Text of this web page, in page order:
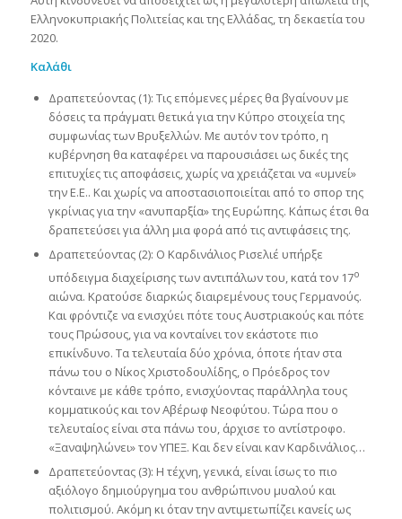
Ελληνοκυπριακής Πολιτείας και της Ελλάδας, τη δεκαετία του
2020.
Καλάθι
Δραπετεύοντας (1): Τις επόμενες μέρες θα βγαίνουν με
δόσεις τα πράγματι θετικά για την Κύπρο στοιχεία της
συμφωνίας των Βρυξελλών. Με αυτόν τον τρόπο, η
κυβέρνηση θα καταφέρει να παρουσιάσει ως δικές της
επιτυχίες τις αποφάσεις, χωρίς να χρειάζεται να «υμνεί»
την Ε.Ε.. Και χωρίς να αποστασιοποιείται από το σπορ της
γκρίνιας για την «ανυπαρξία» της Ευρώπης. Κάπως έτσι θα
δραπετεύσει για άλλη μια φορά από τις αντιφάσεις της.
Δραπετεύοντας (2): Ο Καρδινάλιος Ρισελιέ υπήρξε
υπόδειγμα διαχείρισης των αντιπάλων του, κατά τον 17ο
αιώνα. Κρατούσε διαρκώς διαιρεμένους τους Γερμανούς.
Και φρόντιζε να ενισχύει πότε τους Αυστριακούς και πότε
τους Πρώσους, για να κονταίνει τον εκάστοτε πιο
επικίνδυνο. Τα τελευταία δύο χρόνια, όποτε ήταν στα
πάνω του ο Νίκος Χριστοδουλίδης, ο Πρόεδρος τον
κόνταινε με κάθε τρόπο, ενισχύοντας παράλληλα τους
κομματικούς και τον Αβέρωφ Νεοφύτου. Τώρα που ο
τελευταίος είναι στα πάνω του, άρχισε το αντίστροφο.
«Ξαναψηλώνει» τον ΥΠΕΞ. Και δεν είναι καν Καρδινάλιος…
Δραπετεύοντας (3): Η τέχνη, γενικά, είναι ίσως το πιο
αξιόλογο δημιούργημα του ανθρώπινου μυαλού και
πολιτισμού. Ακόμη κι όταν την αντιμετωπίζει κανείς ως